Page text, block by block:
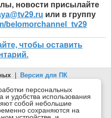
новости присылайте
@tv29.ru или в группу
belomorchannel_tv29
чтобы оставить
Версия для ПК
tv29.ru
under the GNU General Public
персональных
и удобства использования
собой небольшие
сохраняются на